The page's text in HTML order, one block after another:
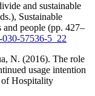
and sustainable
Sustainable
and people (pp. 427–
57536-5_22
N. (2016). The role
usage intention
of Hospitality